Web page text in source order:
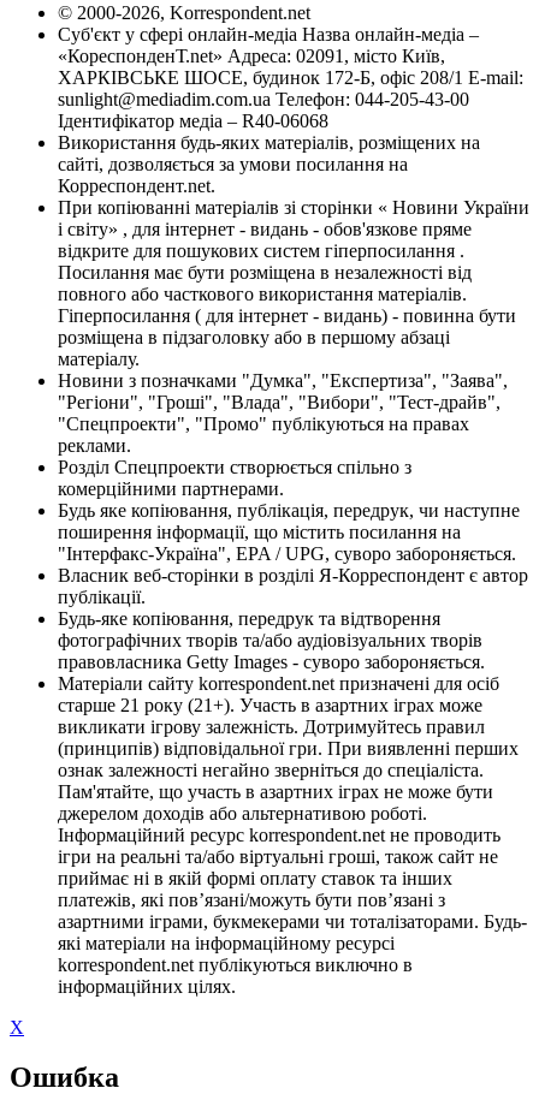
© 2000-2026, Korrespondent.net
Суб'єкт у сфері онлайн-медіа Назва онлайн-медіа –
«КореспонденТ.net» Адреса: 02091, місто Київ,
ХАРКІВСЬКЕ ШОСЕ, будинок 172-Б, офіс 208/1 E-mail:
sunlight@mediadim.com.ua Телефон: 044-205-43-00
Ідентифікатор медіа – R40-06068
Використання будь-яких матеріалів, розміщених на
сайті, дозволяється за умови посилання на
Корреспондент.net.
При копіюванні матеріалів зі сторінки « Новини України
і світу» , для інтернет - видань - обов'язкове пряме
відкрите для пошукових систем гіперпосилання .
Посилання має бути розміщена в незалежності від
повного або часткового використання матеріалів.
Гіперпосилання ( для інтернет - видань) - повинна бути
розміщена в підзаголовку або в першому абзаці
матеріалу.
Новини з позначками "Думка", "Експертиза", "Заява",
"Регіони", "Гроші", "Влада", "Вибори", "Тест-драйв",
"Спецпроекти", "Промо" публікуються на правах
реклами.
Розділ Спецпроекти створюється спільно з
комерційними партнерами.
Будь яке копіювання, публікація, передрук, чи наступне
поширення інформації, що містить посилання на
"Інтерфакс-Україна", EPA / UPG, суворо забороняється.
Власник веб-сторінки в розділі Я-Корреспондент є автор
публікації.
Будь-яке копіювання, передрук та відтворення
фотографічних творів та/або аудіовізуальних творів
правовласника Getty Images - суворо забороняється.
Матеріали сайту korrespondent.net призначені для осіб
старше 21 року (21+). Участь в азартних іграх може
викликати ігрову залежність. Дотримуйтесь правил
(принципів) відповідальної гри. При виявленні перших
ознак залежності негайно зверніться до спеціаліста.
Пам'ятайте, що участь в азартних іграх не може бути
джерелом доходів або альтернативою роботі.
Інформаційний ресурс korrespondent.net не проводить
ігри на реальні та/або віртуальні гроші, також сайт не
приймає ні в якій формі оплату ставок та інших
платежів, які пов’язані/можуть бути пов’язані з
азартними іграми, букмекерами чи тоталізаторами. Будь-
які матеріали на інформаційному ресурсі
korrespondent.net публікуються виключно в
інформаційних цілях.
X
Ошибка